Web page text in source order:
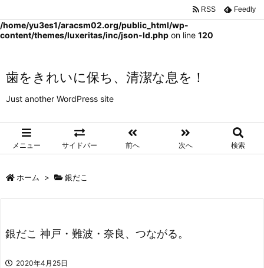
/home/yu3es1/aracsm02.org/public_html/wp-
content/themes/luxeritas/inc/json-ld.php on line 120
歯をきれいに保ち、清潔な息を！
Just another WordPress site
メニュー サイドバー 前へ 次へ 検索
RSS Feedly
ホーム > 銀だこ
銀だこ 神戸・難波・奈良、つながる。
2020年4月25日